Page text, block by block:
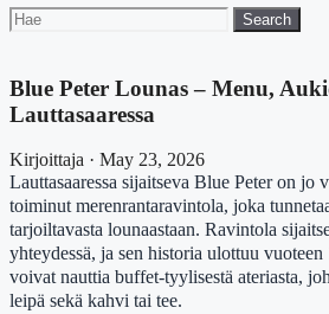
Search
for:
Search
Blue Peter Lounas – Menu,
Lauttasaaressa
Kirjoittaja · May 23, 2026
Lauttasaaressa sijaitseva Blue Peter on jo
toiminut merenrantaravintola, joka
tarjoiltavasta lounaastaan. Ravintola
yhteydessä, ja sen historia ulottuu
voivat nauttia buffet-tyylisestä ateriasta,
leipä sekä kahvi tai tee.